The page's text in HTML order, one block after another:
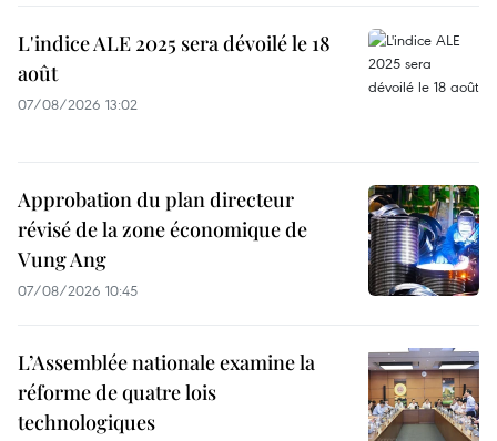
L'indice ALE 2025 sera dévoilé le 18
août
07/08/2026 13:02
Approbation du plan directeur
révisé de la zone économique de
Vung Ang
07/08/2026 10:45
L’Assemblée nationale examine la
réforme de quatre lois
technologiques